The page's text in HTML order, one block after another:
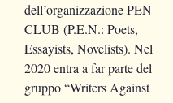
dell’organizzazione PEN
CLUB (P.E.N.: Poets,
Essayists, Novelists). Nel
2020 entra a far parte del
gruppo “Writers Against